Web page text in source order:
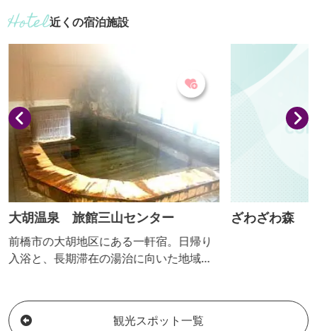
の加工品等お土産を購入することもでき
ます。
た味自慢のレス
売所では新鮮
ます。
近くの宿泊施設
大胡温泉 旅館三山センター
前橋市の大胡地区にある一軒宿。日帰り
入浴と、長期滞在の湯治に向いた地域密
ざわざわ森
観光スポット一覧